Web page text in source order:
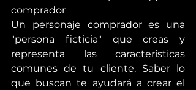
comprador
Un personaje comprador es una
"persona ficticia" que creas y
representa las características
comunes de tu cliente. Saber lo
que buscan te ayudará a crear el